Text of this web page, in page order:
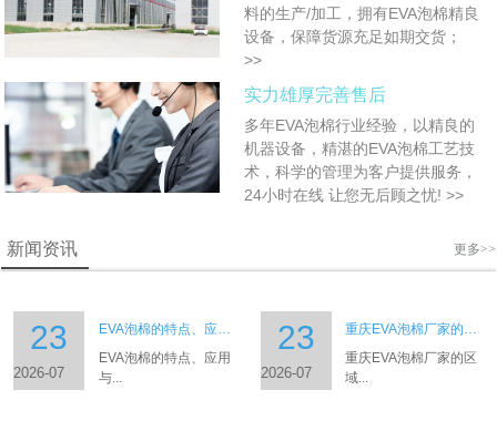
料的生产/加工，拥有EVA泡棉精良
设备，保障货源充足如期交货；
>>
实力雄厚完善售后
多年EVA泡棉行业经验，以精良的
机器设备，精湛的EVA泡棉工艺技
术，科学的管理为客户提供服务，
24小时在线 让您无后顾之忧! >>
新闻资讯 更多>>
23
2026-07
EVA泡棉的特点、应用与选型建议
EVA泡棉的特点、应用
与...
23
2026-07
重庆EVA泡棉厂家的区域分布与主要产品
重庆EVA泡棉厂家的区
域...